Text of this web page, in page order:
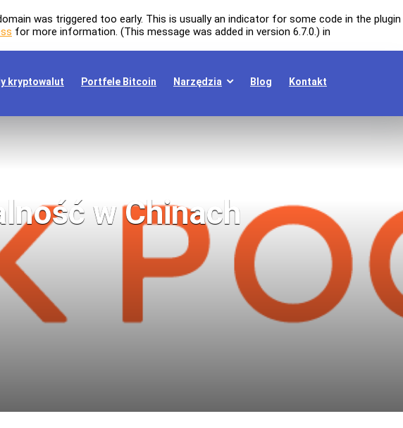
was triggered too early. This is usually an indicator for some code in the plugin
for more information. (This message was added in version 6.7.0.) in
kryptowalut Portfele Bitcoin Narzędzia Blog Kontakt
w Chinach